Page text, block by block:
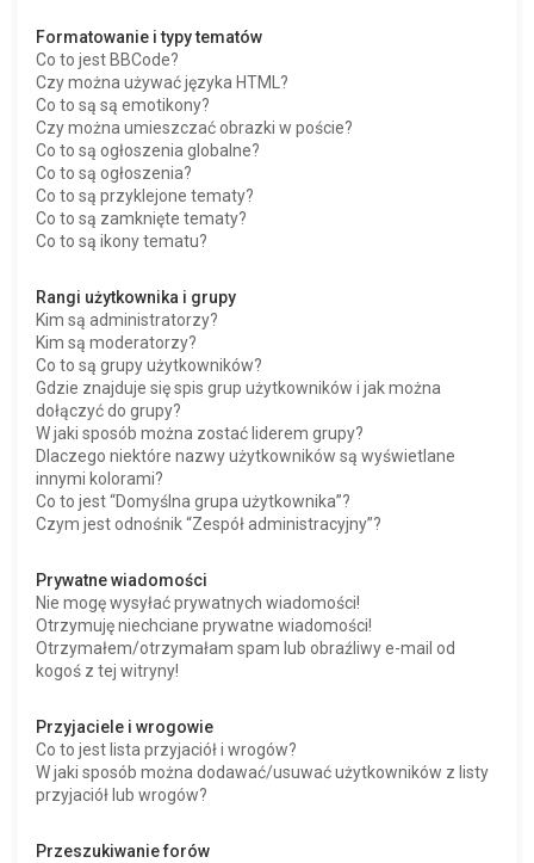
Formatowanie i typy tematów
Co to jest BBCode?
Czy można używać języka HTML?
Co to są są emotikony?
Czy można umieszczać obrazki w poście?
Co to są ogłoszenia globalne?
Co to są ogłoszenia?
Co to są przyklejone tematy?
Co to są zamknięte tematy?
Co to są ikony tematu?
Rangi użytkownika i grupy
Kim są administratorzy?
Kim są moderatorzy?
Co to są grupy użytkowników?
Gdzie znajduje się spis grup użytkowników i jak można
dołączyć do grupy?
W jaki sposób można zostać liderem grupy?
Dlaczego niektóre nazwy użytkowników są wyświetlane
innymi kolorami?
Co to jest “Domyślna grupa użytkownika”?
Czym jest odnośnik “Zespół administracyjny”?
Prywatne wiadomości
Nie mogę wysyłać prywatnych wiadomości!
Otrzymuję niechciane prywatne wiadomości!
Otrzymałem/otrzymałam spam lub obraźliwy e-mail od
kogoś z tej witryny!
Przyjaciele i wrogowie
Co to jest lista przyjaciół i wrogów?
W jaki sposób można dodawać/usuwać użytkowników z listy
przyjaciół lub wrogów?
Przeszukiwanie forów